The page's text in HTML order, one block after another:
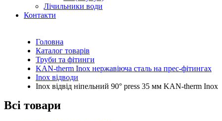
Лічильники води
Контакти
Головна
Каталог товарів
Труби та фітинги
KAN-therm Inox нержавіюча сталь на прес-фітингах
Inox відводи
Inox відвід ніпельний 90° press 35 мм KAN-therm Inox
Всі товари